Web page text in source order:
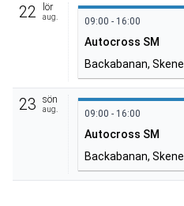
22 lör
aug. 09:00 - 16:00
Autocross SM
Backabanan, Skene
23 sön
aug. 09:00 - 16:00
Autocross SM
Backabanan, Skene